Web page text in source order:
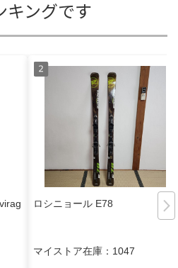
キングです
ロシニョール E78
マイストア在庫： 1047